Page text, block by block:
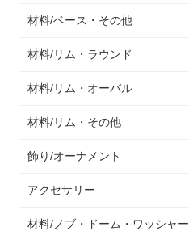
材料/ベース・その他
材料/リム・ラウンド
材料/リム・オーバル
材料/リム・その他
飾り/オーナメント
アクセサリー
材料/ノブ・ドーム・ワッシャー